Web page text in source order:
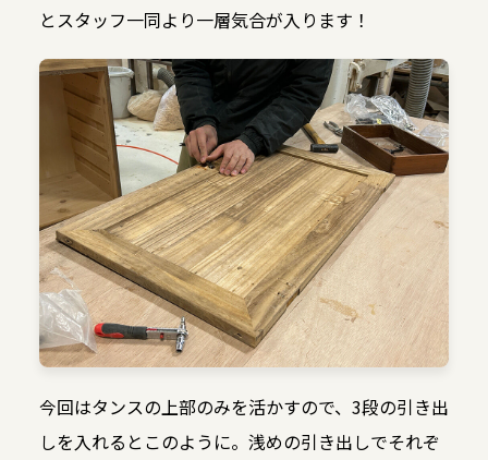
とスタッフ一同より一層気合が入ります！
今回はタンスの上部のみを活かすので、3段の引き出
しを入れるとこのように。浅めの引き出しでそれぞ